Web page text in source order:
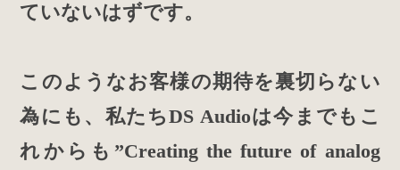
ていないはずです。
このようなお客様の期待を裏切らない
為にも、私たちDS Audioは今までもこ
れからも”Creating the future of analog